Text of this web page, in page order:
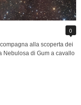
0
alla scoperta dei
Nebulosa di Gum a cavallo